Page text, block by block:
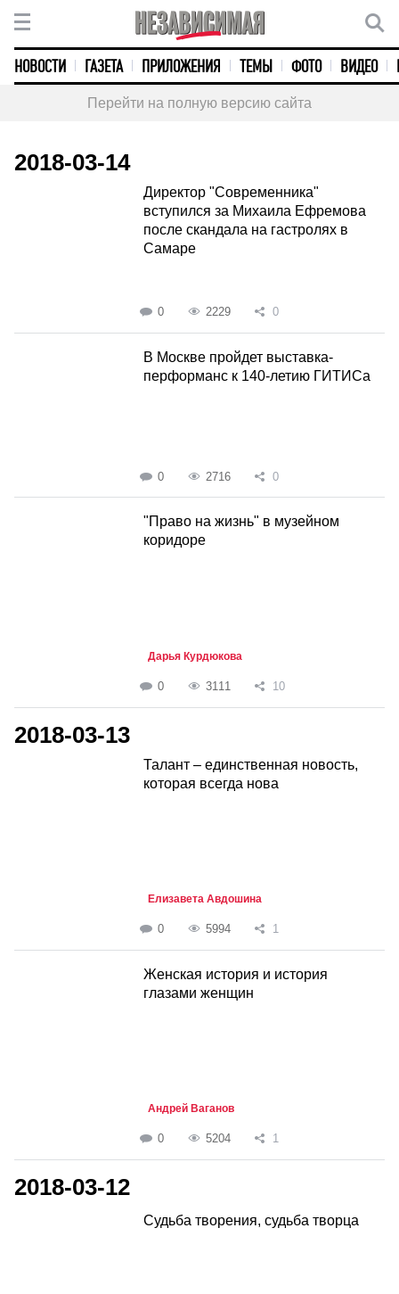
НОВОСТИ ГАЗЕТА ПРИЛОЖЕНИЯ ТЕМЫ ФОТО ВИДЕО
Перейти на полную версию сайта
2018-03-14
Директор "Современника"
вступился за Михаила Ефремова
после скандала на гастролях в
Самаре
0 2229 0
В Москве пройдет выставка-
перформанс к 140-летию ГИТИСа
0 2716 0
"Право на жизнь" в музейном
коридоре
Дарья Курдюкова
0 3111 10
2018-03-13
Талант – единственная новость,
которая всегда нова
Елизавета Авдошина
0 5994 1
Женская история и история
глазами женщин
Андрей Ваганов
0 5204 1
2018-03-12
Судьба творения, судьба творца